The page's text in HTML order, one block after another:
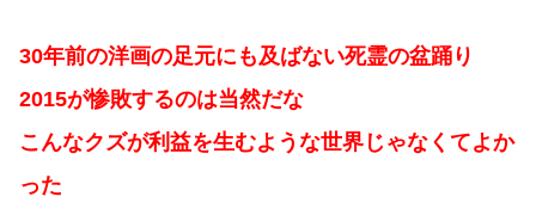
30年前の洋画の足元にも及ばない死霊の盆踊り
2015が惨敗するのは当然だな
こんなクズが利益を生むような世界じゃなくてよか
った